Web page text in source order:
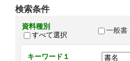
検索条件
資料種別
すべて選択
一般書
キーワード１